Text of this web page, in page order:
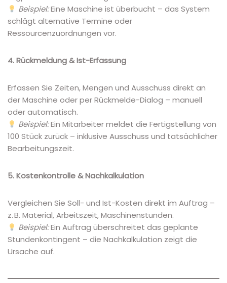
Beispiel:Eine Maschine ist überbucht – das System
schlägt alternative Termine oder
Ressourcenzuordnungen vor.
4. Rückmeldung & Ist-Erfassung
Erfassen Sie Zeiten, Mengen und Ausschuss direkt an
der Maschine oder per Rückmelde-Dialog – manuell
oder automatisch.
Beispiel:Ein Mitarbeiter meldet die Fertigstellung von
100 Stück zurück – inklusive Ausschuss und tatsächlicher
Bearbeitungszeit.
5. Kostenkontrolle & Nachkalkulation
Vergleichen Sie Soll- und Ist-Kosten direkt im Auftrag –
z. B. Material, Arbeitszeit, Maschinenstunden.
Beispiel:Ein Auftrag überschreitet das geplante
Stundenkontingent – die Nachkalkulation zeigt die
Ursache auf.